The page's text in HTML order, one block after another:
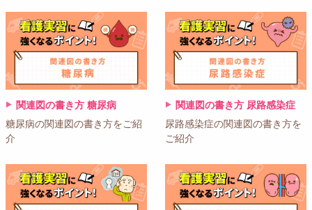
関連図の書き方 糖尿病
糖尿病の関連図の書き方をご紹
介
関連図の書き方 尿路感染症
尿路感染症の関連図の書き方を
ご紹介